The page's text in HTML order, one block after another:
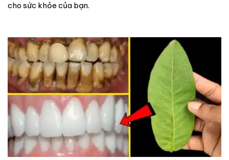
cho sức khỏe của bạn.